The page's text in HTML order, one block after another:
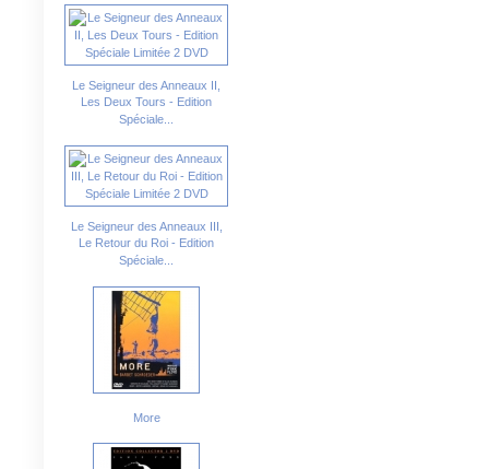
Le Seigneur des Anneaux II,
Les Deux Tours - Edition
Spéciale...
Le Seigneur des Anneaux III,
Le Retour du Roi - Edition
Spéciale...
More